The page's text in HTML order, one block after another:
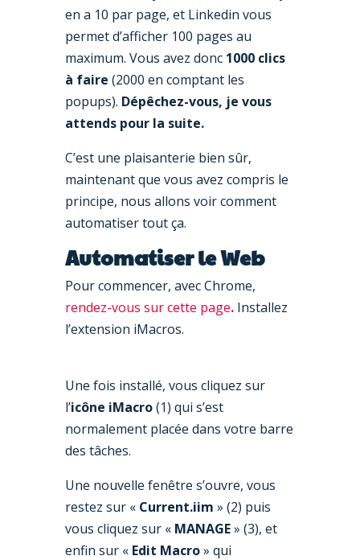
en a 10 par page, et Linkedin vous
permet d’afficher 100 pages au
maximum. Vous avez donc 1000 clics
à faire (2000 en comptant les
popups). Dépêchez-vous, je vous
attends pour la suite.
C’est une plaisanterie bien sûr,
maintenant que vous avez compris le
principe, nous allons voir comment
automatiser tout ça.
Automatiser le Web
Pour commencer, avec Chrome,
rendez-vous sur cette page.Installez
l’extension iMacros.
Une fois installé, vous cliquez sur
l’icône iMacro(1) qui s’est
normalement placée dans votre barre
des tâches.
Une nouvelle fenêtre s’ouvre, vous
restez sur « Current.iim » (2) puis
vous cliquez sur « MANAGE» (3), et
enfin sur « Edit Macro» qui